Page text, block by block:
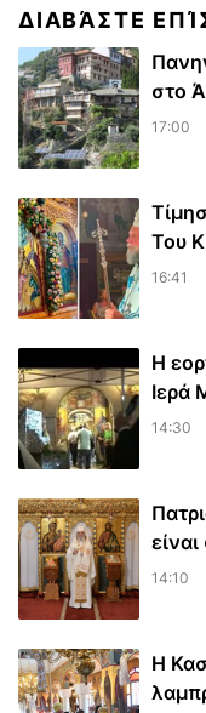
ΔΙΑΒΆΣΤΕ
στο
17:00
Του
16:41
Η
Ιερά
14:30
14:10
Η